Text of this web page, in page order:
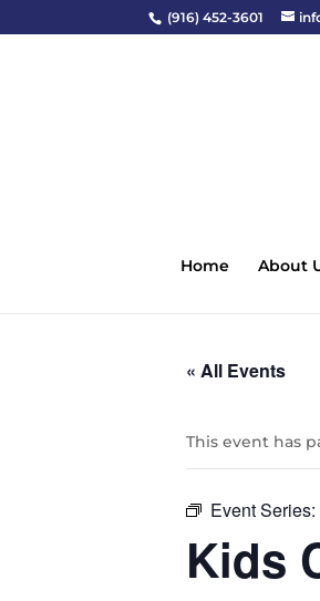
(916) 452-3601
Home About
« All Events
This event has
Event Series:
Kids